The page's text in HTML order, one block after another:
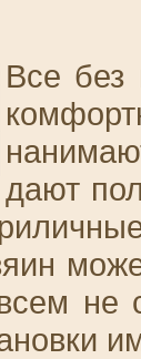
Все без
дают
не